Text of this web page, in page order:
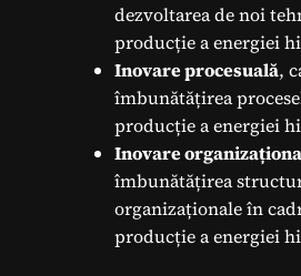
dezvoltarea de noi
producție a energiei
Inovare procesuală,
îmbunătățirea
producție a energiei
Inovare
îmbunătățirea
organizaționale în
producție a energiei